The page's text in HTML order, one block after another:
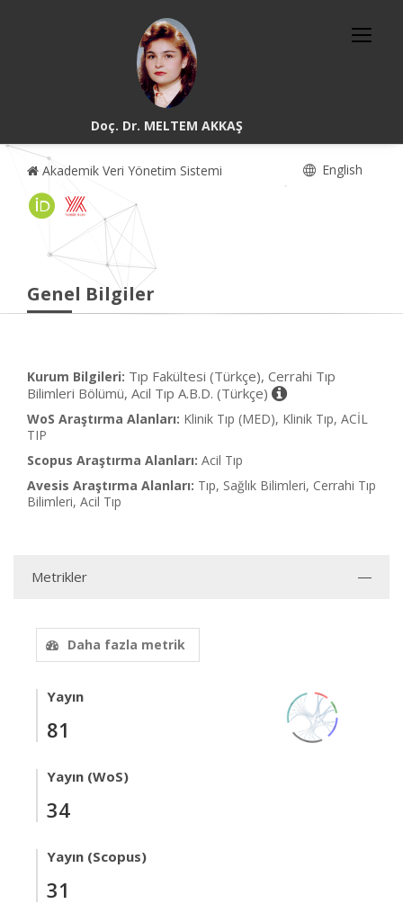
Doç. Dr. MELTEM AKKAŞ
Akademik Veri Yönetim Sistemi English
Genel Bilgiler
Kurum Bilgileri: Tıp Fakültesi (Türkçe), Cerrahi Tıp
Bilimleri Bölümü, Acil Tıp A.B.D. (Türkçe)
WoS Araştırma Alanları: Klinik Tıp (MED), Klinik Tıp, ACİL
TIP
Scopus Araştırma Alanları: Acil Tıp
Avesis Araştırma Alanları: Tıp, Sağlık Bilimleri, Cerrahi Tıp
Bilimleri, Acil Tıp
Metrikler
Daha fazla metrik
Yayın
81
Yayın (WoS)
34
Yayın (Scopus)
31